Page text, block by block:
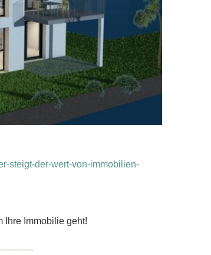
steigt-der-wert-von-immobilien-
Ihre Immobilie geht!